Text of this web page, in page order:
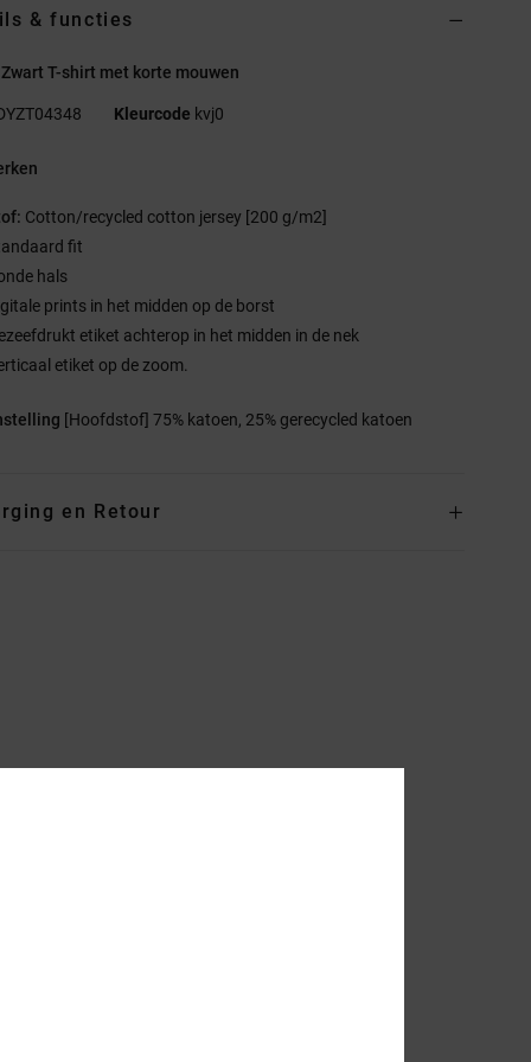
& functies
T-shirt met korte mouwen
Kleurcode kvj0
Cotton/recycled cotton jersey [200 g/m2]
fit
hals
prints in het midden op de borst
etiket achterop in het midden in de nek
etiket op de zoom.
[Hoofdstof] 75% katoen, 25% gerecycled katoen
en Retour